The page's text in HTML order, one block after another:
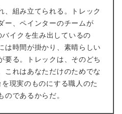
、組み立てられる。トレック
ー、ペインターのチームが
イクを生み出しているの
は時間が掛かり、素晴らしい
要る。トレックは、そのどち
これはあなただけのためでな
現実のものにする職人のた
のであるからだ。